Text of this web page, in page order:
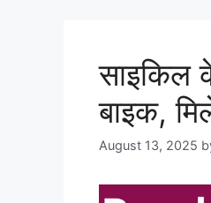
साइकिल
बाइक,
August 13, 2025